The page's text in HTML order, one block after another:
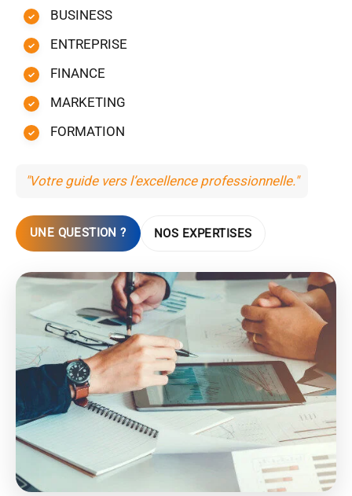
BUSINESS
ENTREPRISE
FINANCE
MARKETING
FORMATION
"Votre guide vers l’excellence professionnelle."
UNE QUESTION ? NOS EXPERTISES